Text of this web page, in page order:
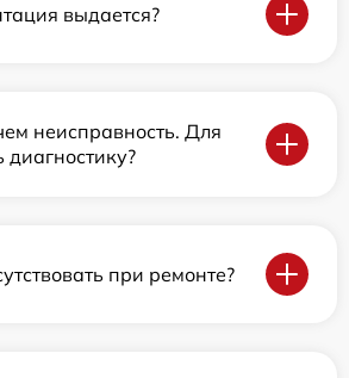
выдается?
неисправность. Для
диагностику?
при ремонте?